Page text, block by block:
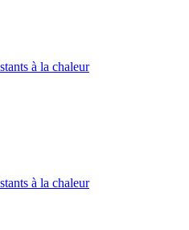
à la chaleur
à la chaleur